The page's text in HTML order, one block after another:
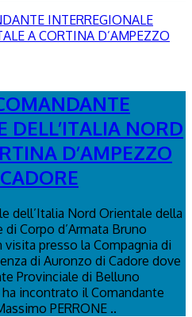
DELL’ITALIA NORD
D’AMPEZZO
dell’Italia Nord Orientale della
di Corpo d’Armata Bruno
presso la Compagnia di
di Auronzo di Cadore dove
Provinciale di Belluno
incontrato il Comandante
PERRONE ..